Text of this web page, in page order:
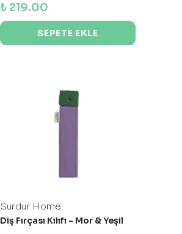
₺ 219.00
SEPETE EKLE
Sürdür Home
Diş Fırçası Kılıfı - Mor & Yeşil